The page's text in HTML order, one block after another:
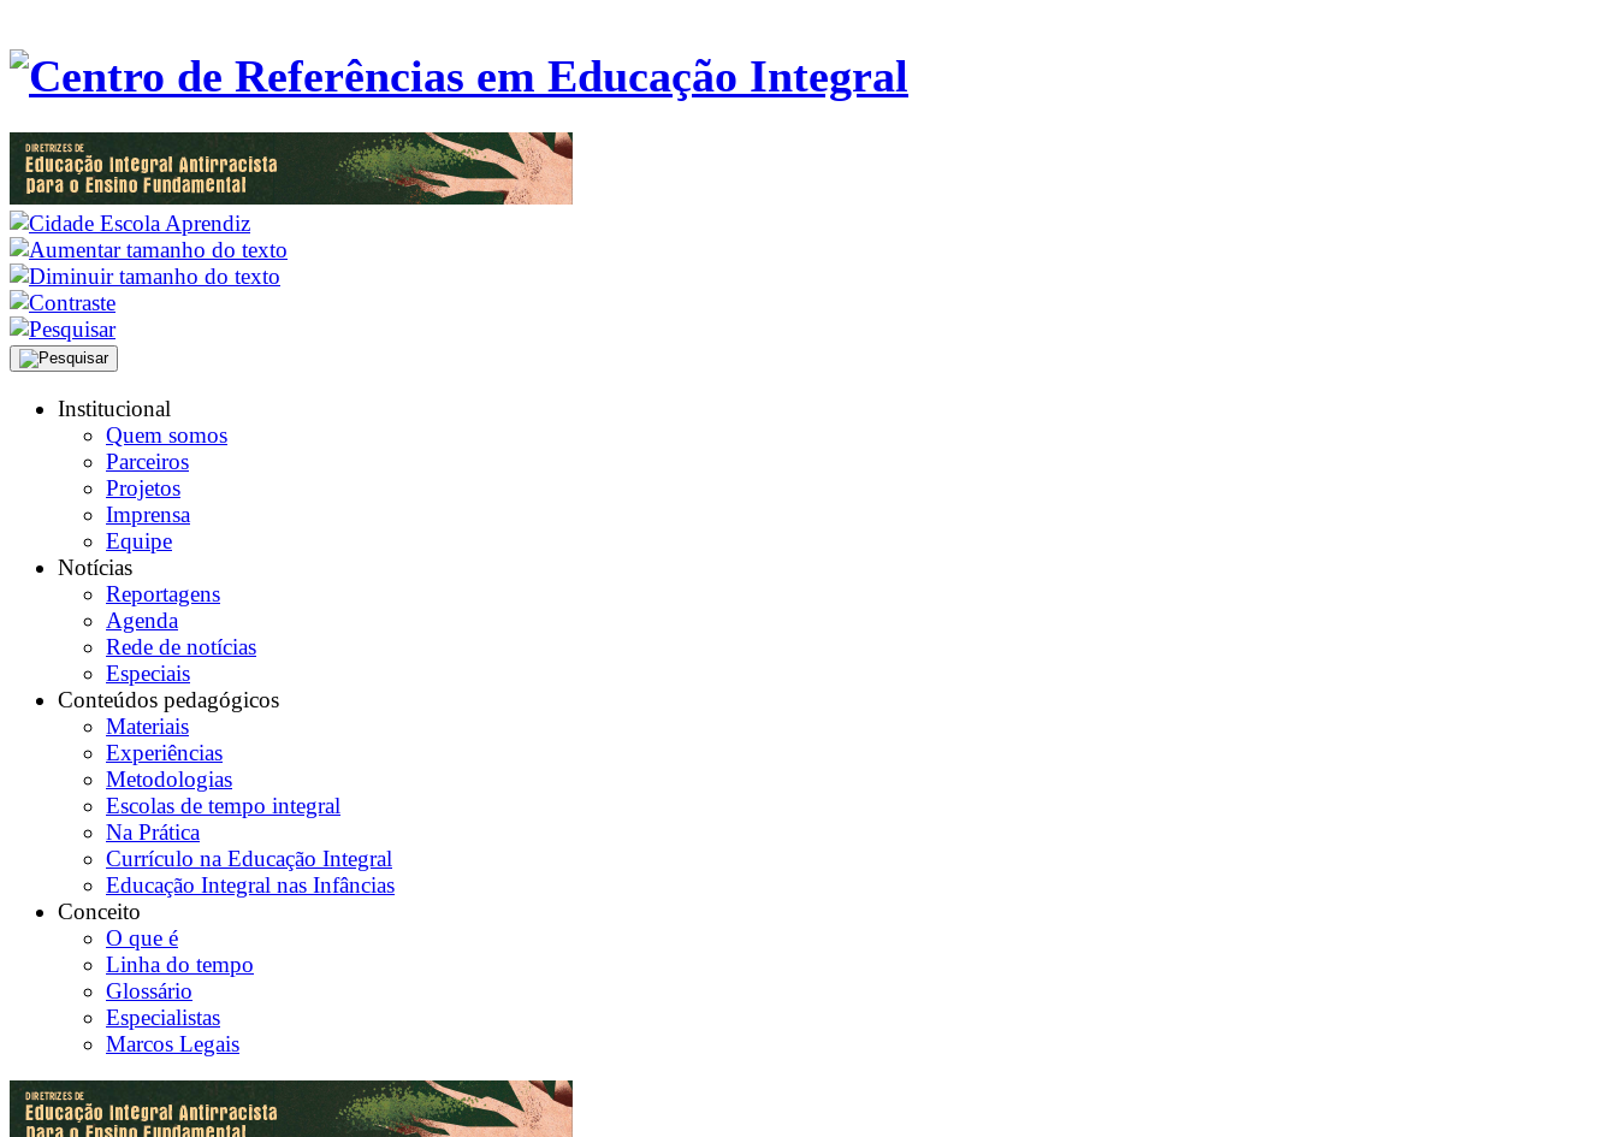
Institucional
Quem somos
Parceiros
Projetos
Imprensa
Equipe
Notícias
Reportagens
Agenda
Rede de notícias
Especiais
Conteúdos pedagógicos
Materiais
Experiências
Metodologias
Escolas de tempo integral
Na Prática
Currículo na Educação Integral
Educação Integral nas Infâncias
Conceito
O que é
Linha do tempo
Glossário
Especialistas
Marcos Legais